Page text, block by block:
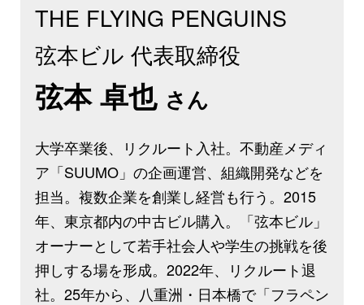
THE FLYING PENGUINS
弦本ビル 代表取締役
弦本 卓也 さん
大学卒業後、リクルート入社。不動産メディ
ア「SUUMO」の企画運営、組織開発などを
担当。複数企業を創業し経営も行う。2015
年、東京都内の中古ビル購入。「弦本ビル」
オーナーとして若手社会人や学生の挑戦を後
押しする場を形成。2022年、リクルート退
社。25年から、八重洲・日本橋で「フラペン